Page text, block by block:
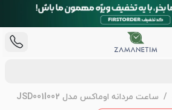
ساعت مردانه اوماکس مدل JSD001I002